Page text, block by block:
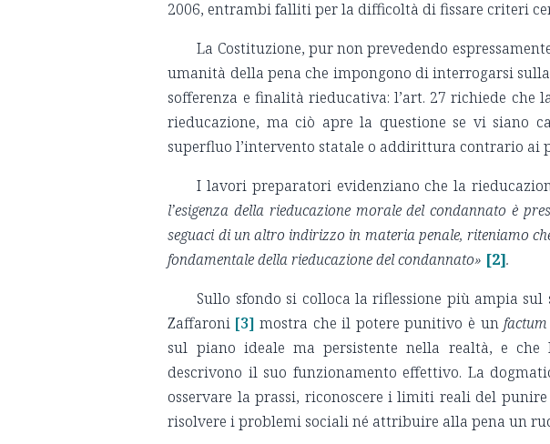
2006, entrambi falliti per la difficoltà di fissare criteri
La Costituzione, pur non prevedendo
umanità della pena che impongono di interrogarsi
sofferenza e finalità rieducativa: l’art. 27 richiede che
rieducazione, ma ciò apre la questione se vi siano
superfluo l’intervento statale o addirittura contrario ai
I lavori preparatori evidenziano che la
l’esigenza della rieducazione morale del condannato è
seguaci di un altro indirizzo in materia penale, riteniamo
fondamentale della rieducazione del condannato» [2].
Sullo sfondo si colloca la riflessione più ampia
Zaffaroni [3] mostra che il potere punitivo è unfactum
sul piano ideale ma persistente nella realtà, e
descrivono il suo funzionamento effettivo. La
osservare la prassi, riconoscere i limiti reali del
risolvere i problemi sociali né attribuire alla pena un